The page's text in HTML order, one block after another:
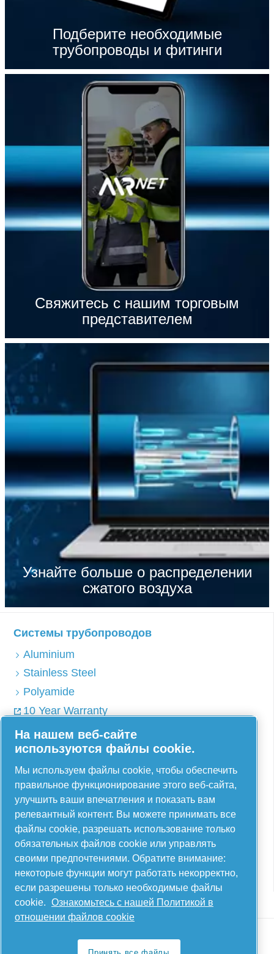
Подберите необходимые
трубопроводы и фитинги
Свяжитесь с нашим торговым
представителем
Узнайте больше о распределении
сжатого воздуха
Системы трубопроводов
Aluminium
Stainless Steel
Polyamide
10 Year Warranty
Catalog
AIRnet - C. Aria C.S.R.L.
Via Selva Maiolo, 5/7 - 36075, Montecchio
Maggiore, Vicenza Italy
Contact us
На нашем веб-сайте
используются файлы cookie.
Мы используем файлы cookie, чтобы обеспечить
правильное функционирование этого веб-сайта,
улучшить ваши впечатления и показать вам
релевантный контент. Вы можете принимать все
файлы cookie, разрешать использование только
обязательных файлов cookie или управлять
своими предпочтениями. Обратите внимание:
некоторые функции могут работать некорректно,
если разрешены только необходимые файлы
cookie. Ознакомьтесь с нашей Политикой в
отношении файлов cookie